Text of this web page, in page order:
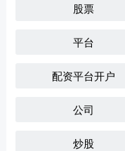
股票
平台
配资平台开户
公司
炒股